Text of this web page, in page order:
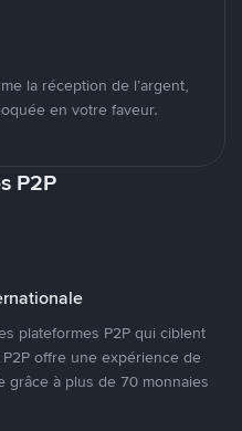
la réception de l’argent,
en votre faveur.
P2P
plateformes P2P qui ciblent
offre une expérience de
grâce à plus de 70 monnaies